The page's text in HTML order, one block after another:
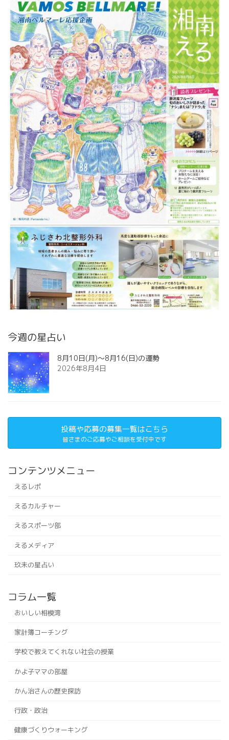
今週の星占い
8月10日(月)～8月16(日)の運勢
2026年8月4日
投稿や応募の募集一覧はこちら
皆さまのご応募やご相談を受付中です
コンテンツメニュー
えるレポ
えるカルチャー
えるスポーツ部
えるメディア
玖未の星占い
コラム一覧
おいしい相模湾
家計簿コーチング
学校で教えてくれない社会の授業
かよ子ママの部屋
かん治さんの歴史探訪
行政・政治
健康づくりウォーキング